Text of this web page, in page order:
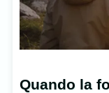
Quando la